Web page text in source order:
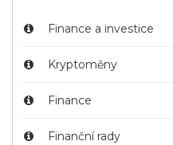
Finance a investice
Kryptoměny
Finance
Finanční rady